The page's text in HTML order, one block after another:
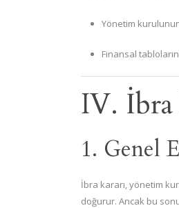
Yönetim
Finansal
IV.
1. Genel
İbra kararı, yönetim
doğurur. Ancak bu